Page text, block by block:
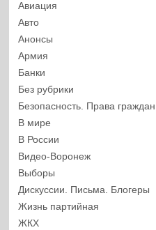
Авиация
Авто
Анонсы
Армия
Банки
Без рубрики
Безопасность. Права граждан
В мире
В России
Видео-Воронеж
Выборы
Дискуссии. Письма. Блогеры
Жизнь партийная
ЖКХ